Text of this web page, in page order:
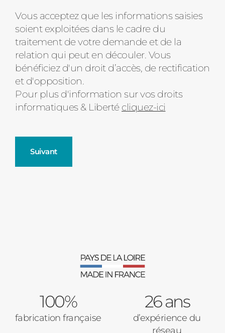
Message
d'état
Vous acceptez que les informations saisies
soient exploitées dans le cadre du
traitement de votre demande et de la
relation qui peut en découler. Vous
bénéficiez d'un droit d’accès, de rectification
et d'opposition.
Pour plus d'information sur vos droits
informatiques & Liberté cliquez-ici
Suivant
Verrière intérieures
Baies Vitrées
Pavillon
100%
fabrication française
26 ans
d’expérience du
réseau